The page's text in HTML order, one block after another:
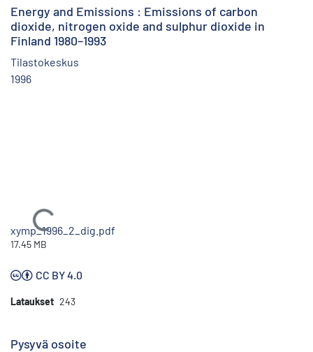
Energy and Emissions : Emissions of carbon
dioxide, nitrogen oxide and sulphur dioxide in
Finland 1980–1993
Tilastokeskus
1996
Ladataan...
xymp_1996_2_dig.pdf
17.45 MB
CC BY 4.0
Lataukset 243
Pysyvä osoite